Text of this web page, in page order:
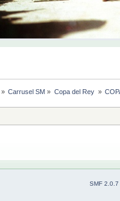
» Carrusel SM » Copa del Rey »
SMF 2.0.7